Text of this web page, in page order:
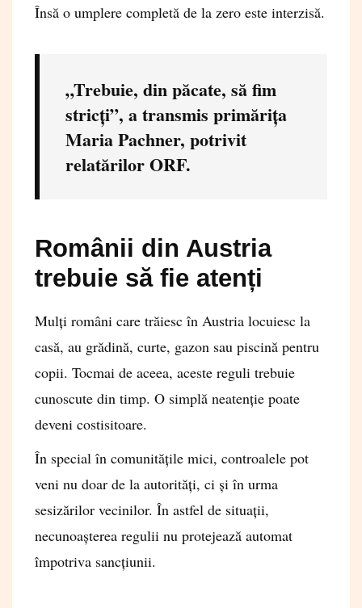
Însă o umplere completă de la zero este interzisă.
„Trebuie, din păcate, să fim
stricți”, a transmis primărița
Maria Pachner, potrivit
relatărilor ORF.
Românii din Austria
trebuie să fie atenți
Mulți români care trăiesc în Austria locuiesc la
casă, au grădină, curte, gazon sau piscină pentru
copii. Tocmai de aceea, aceste reguli trebuie
cunoscute din timp. O simplă neatenție poate
deveni costisitoare.
În special în comunitățile mici, controalele pot
veni nu doar de la autorități, ci și în urma
sesizărilor vecinilor. În astfel de situații,
necunoașterea regulii nu protejează automat
împotriva sancțiunii.